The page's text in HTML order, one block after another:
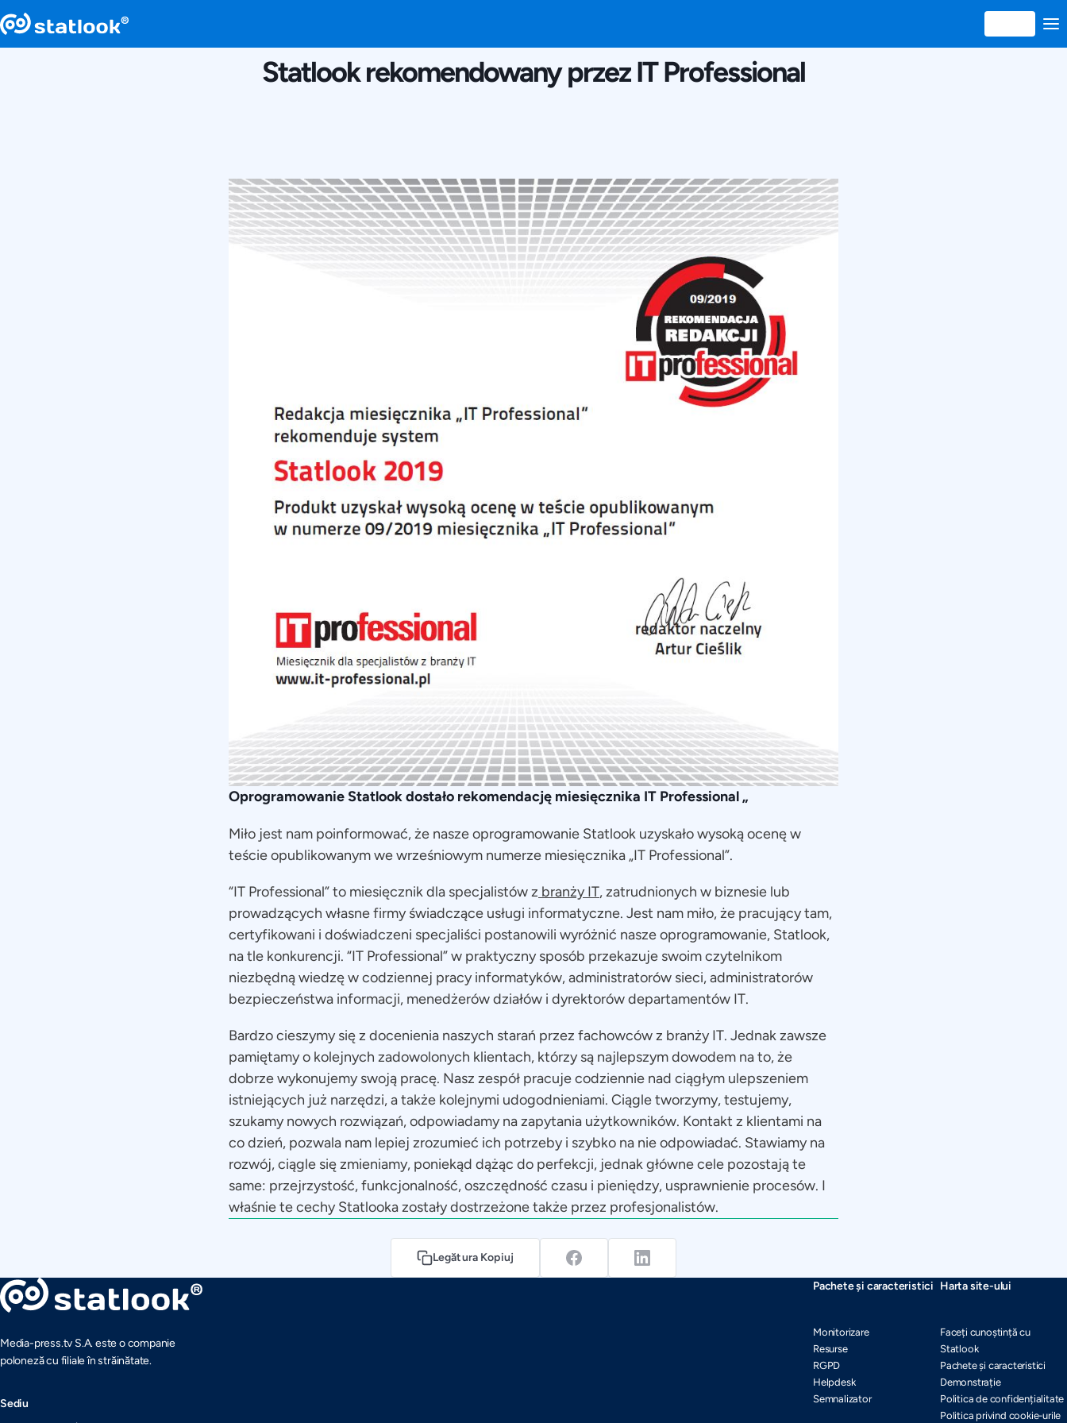
Statlook rekomendowany przez IT Professional
Oprogramowanie Statlook dostało rekomendację miesięcznika IT Professional „
Miło jest nam poinformować, że nasze oprogramowanie Statlook uzyskało wysoką ocenę w
teście opublikowanym we wrześniowym numerze miesięcznika „IT Professional”.
“IT Professional” to miesięcznik dla specjalistów z branży IT, zatrudnionych w biznesie lub
prowadzących własne firmy świadczące usługi informatyczne. Jest nam miło, że pracujący tam,
certyfikowani i doświadczeni specjaliści postanowili wyróżnić nasze oprogramowanie, Statlook,
na tle konkurencji. “IT Professional” w praktyczny sposób przekazuje swoim czytelnikom
niezbędną wiedzę w codziennej pracy informatyków, administratorów sieci, administratorów
bezpieczeństwa informacji, menedżerów działów i dyrektorów departamentów IT.
Bardzo cieszymy się z docenienia naszych starań przez fachowców z branży IT. Jednak zawsze
pamiętamy o kolejnych zadowolonych klientach, którzy są najlepszym dowodem na to, że
dobrze wykonujemy swoją pracę. Nasz zespół pracuje codziennie nad ciągłym ulepszeniem
istniejących już narzędzi, a także kolejnymi udogodnieniami. Ciągle tworzymy, testujemy,
szukamy nowych rozwiązań, odpowiadamy na zapytania użytkowników. Kontakt z klientami na
co dzień, pozwala nam lepiej zrozumieć ich potrzeby i szybko na nie odpowiadać. Stawiamy na
rozwój, ciągle się zmieniamy, poniekąd dążąc do perfekcji, jednak główne cele pozostają te
same: przejrzystość, funkcjonalność, oszczędność czasu i pieniędzy, usprawnienie procesów. I
właśnie te cechy Statlooka zostały dostrzeżone także przez profesjonalistów.
Legătura Kopiuj
Media-press.tv S.A. este o companie
poloneză cu filiale în străinătate.
Sediu
Pachete și caracteristici
Monitorizare
Resurse
RGPD
Helpdesk
Semnalizator
Harta site-ului
Faceți cunoștință cu
Statlook
Pachete și caracteristici
Demonstrație
Politica de confidențialitate
Politica privind cookie-urile